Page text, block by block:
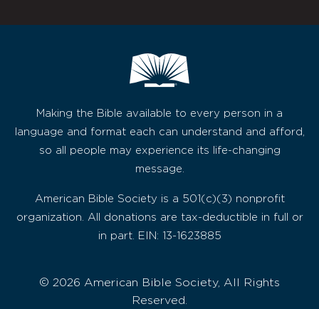
Making the Bible available to every person in a
language and format each can understand and afford,
so all people may experience its life-changing
message.
American Bible Society is a 501(c)(3) nonprofit
organization. All donations are tax-deductible in full or
in part. EIN: 13-1623885
© 2026 American Bible Society, All Rights
Reserved.